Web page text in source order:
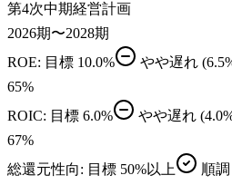
第4次中期経営計画
2026期〜2028期
ROE: 目標 10.0% やや遅れ
65%
ROIC: 目標 6.0% やや遅れ
67%
総還元性向: 目標 50%以上 順調